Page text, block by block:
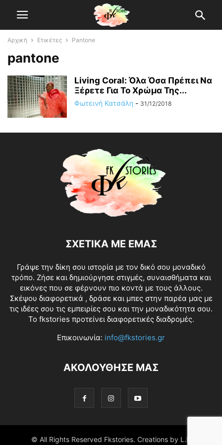
Αρχική Ετικέτες Pantone
pantone
Living Coral: Όλα Όσα Πρέπει Να
Ξέρετε Για Το Χρώμα Της...
Φωτεινή Κατσάλη - 31/12/2018
ΣΧΕΤΙΚΑ ΜΕ ΕΜΑΣ
Γράψε την δίκη σου ιστορία με τον δικό σου μοναδικό
τρόπο. Ζήσε και δημιούργησε στιγμές, συναισθήματα και
εικόνες που σε φέρνουν πιο κοντά με τους άλλους.
Σκέψου διαφορετικά , δράσε και μπες στην παρέα μας με
τις ιδέες σου τις εμπειρίες σου και την μοναδικότητα σου.
Το fkstories προτείνει διαφορετικές διαδρομές.
Επικοινωνία: info@fkstories.gr
ΑΚΟΛΟΥΘΗΣΕ ΜΑΣ
© All Rights Reserved Fkstories. Creations by L.K